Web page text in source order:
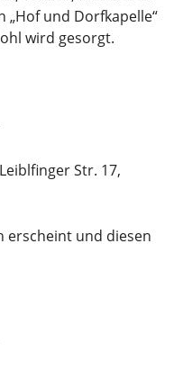
und Dorfkapelle“
wird gesorgt.
Str. 17,
erscheint und diesen